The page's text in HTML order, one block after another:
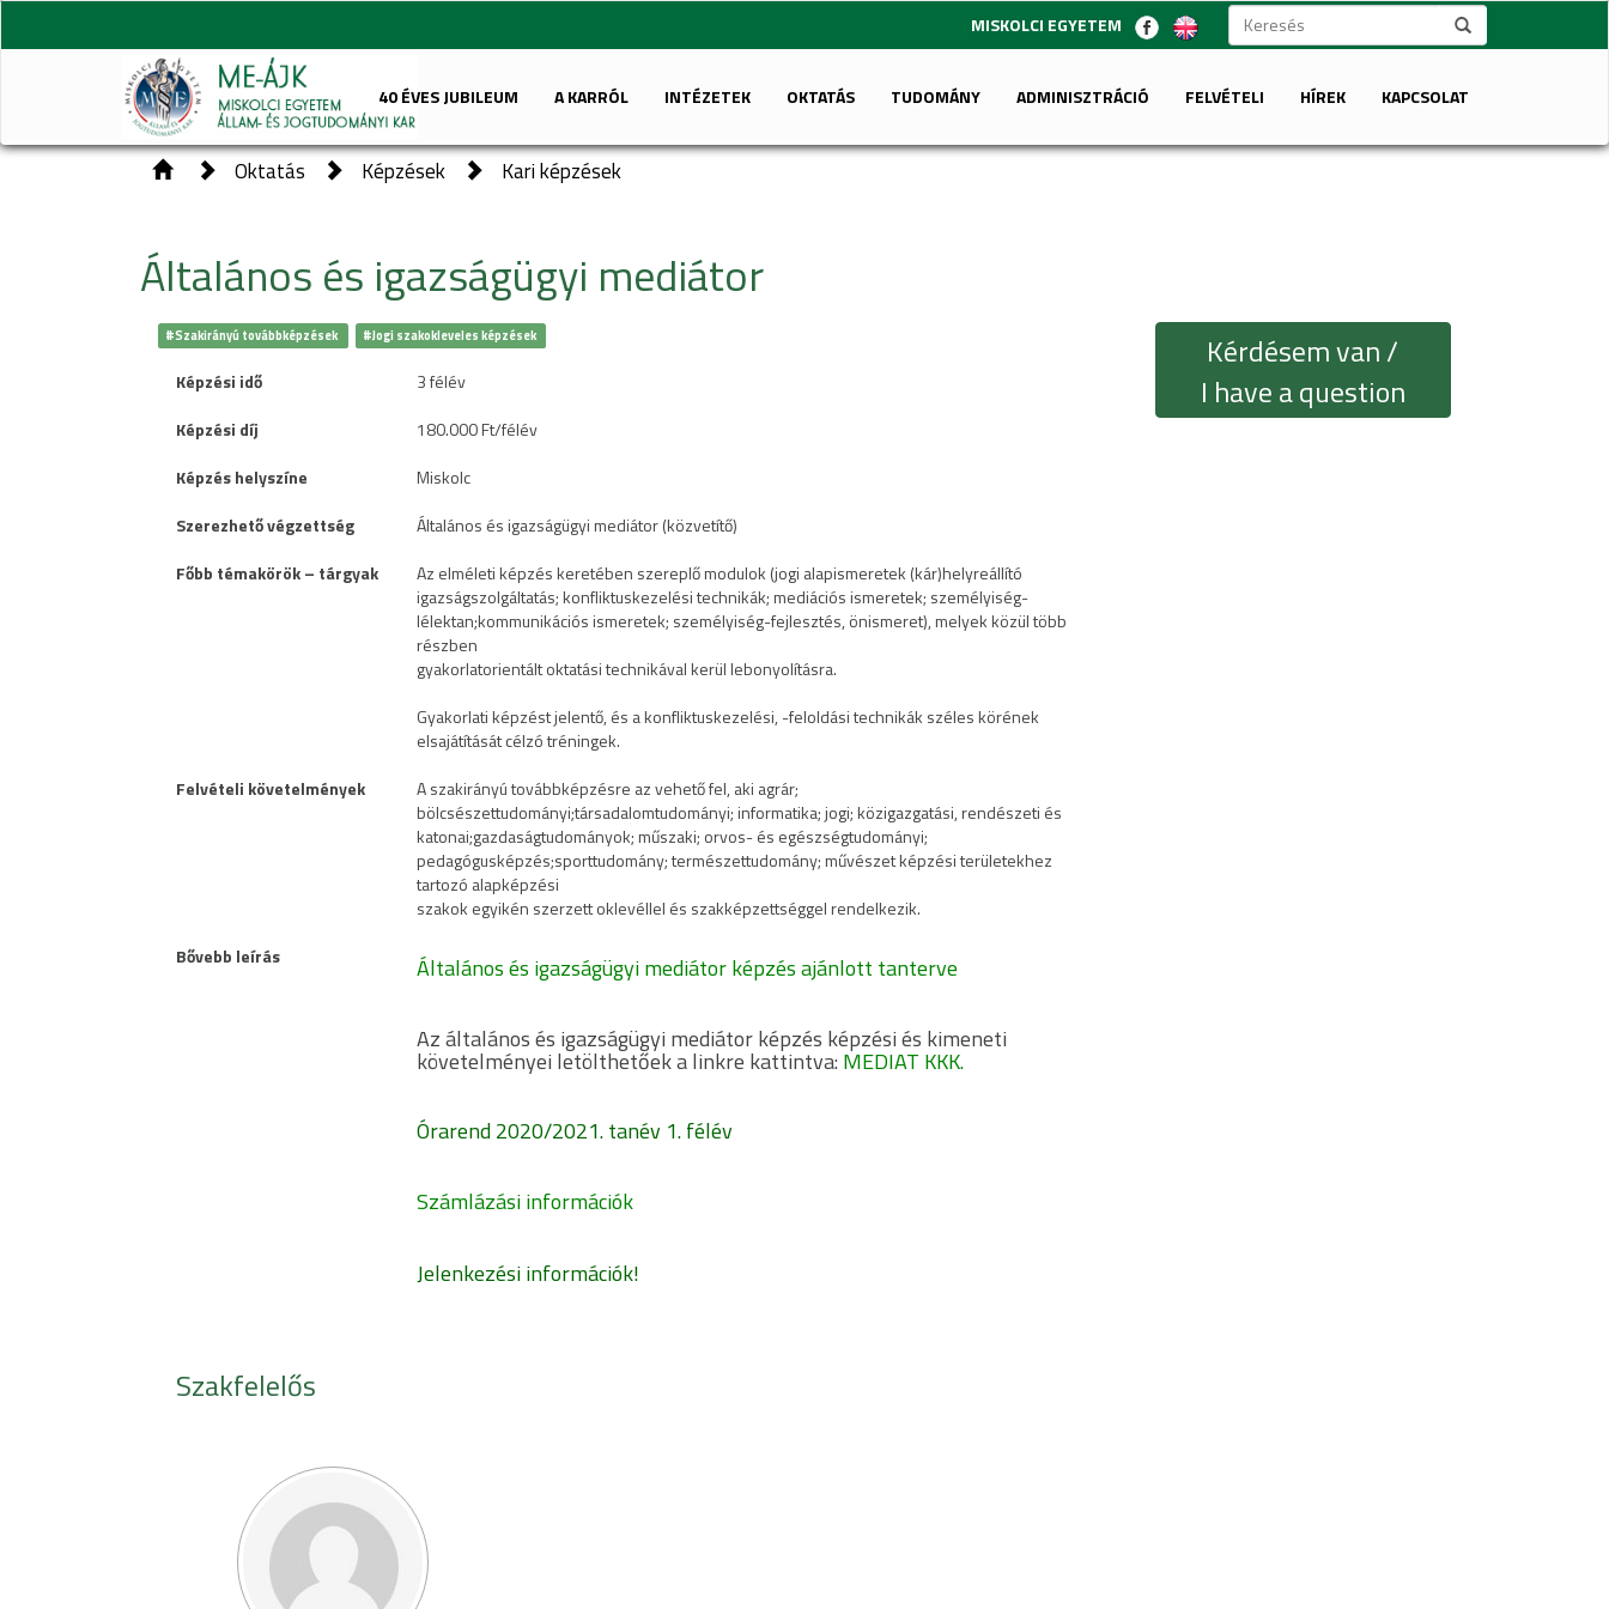
MISKOLCI EGYETEM
40 ÉVES JUBILEUM A KARRÓL INTÉZETEK OKTATÁS TUDOMÁNY ADMINISZTRÁCIÓ FELVÉTELI HÍREK KAPCSOLAT
Oktatás Képzések Kari képzések
Általános és igazságügyi mediátor
#Szakirányú továbbképzések #Jogi szakokleveles képzések
Képzési idő
3 félév
Képzési díj
180.000 Ft/félév
Képzés helyszíne
Miskolc
Szerezhető végzettség
Általános és igazságügyi mediátor (közvetítő)
Főbb témakörök – tárgyak
Az elméleti képzés keretében szereplő modulok (jogi alapismeretek (kár)helyreállító
igazságszolgáltatás; konfliktuskezelési technikák; mediációs ismeretek; személyiség-
lélektan;kommunikációs ismeretek; személyiség-fejlesztés, önismeret), melyek közül több
részben
gyakorlatorientált oktatási technikával kerül lebonyolításra.
Gyakorlati képzést jelentő, és a konfliktuskezelési, -feloldási technikák széles körének
elsajátítását célzó tréningek.
Felvételi követelmények
A szakirányú továbbképzésre az vehető fel, aki agrár;
bölcsészettudományi;társadalomtudományi; informatika; jogi; közigazgatási, rendészeti és
katonai;gazdaságtudományok; műszaki; orvos- és egészségtudományi;
pedagógusképzés;sporttudomány; természettudomány; művészet képzési területekhez
tartozó alapképzési
szakok egyikén szerzett oklevéllel és szakképzettséggel rendelkezik.
Bővebb leírás
Általános és igazságügyi mediátor képzés ajánlott tanterve
Az általános és igazságügyi mediátor képzés képzési és kimeneti
követelményei letölthetőek a linkre kattintva: MEDIAT KKK.
Órarend 2020/2021. tanév 1. félév
Számlázási információk
Jelenkezési információk!
Kérdésem van /
I have a question
Szakfelelős